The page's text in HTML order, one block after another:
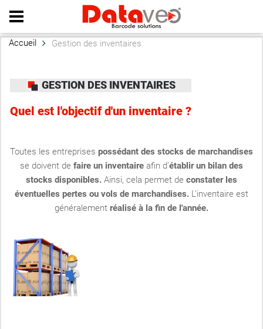
Home|About us |Contact |Site map
Accueil Gestion des inventaires
GESTION DES INVENTAIRES
Quel est l'objectif d'un inventaire ?
Toutes les entreprises possédant des stocks de marchandises
se doivent de faire un inventaire afin d'établir un bilan des
stocks disponibles. Ainsi, cela permet de constater les
éventuelles pertes ou vols de marchandises. L'inventaire est
généralement réalisé à la fin de l'année.